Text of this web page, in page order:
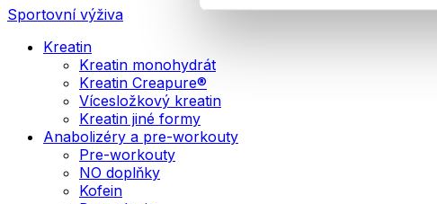
Sportovní výživa
Kreatin
Kreatin monohydrát
Kreatin Creapure®
Vícesložkový kreatin
Kreatin jiné formy
Anabolizéry a pre-workouty
Pre-workouty
NO doplňky
Kofein